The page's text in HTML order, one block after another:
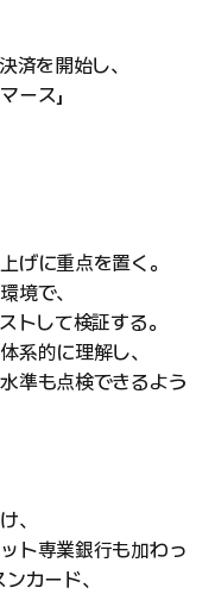
済を開始し、
ース」
げに重点を置く。
境で、
トして検証する。
系的に理解し、
準も点検できるよう
、
ト専業銀行も加わっ
カード、